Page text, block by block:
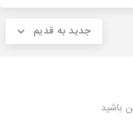
جدید به قدیم
باشید